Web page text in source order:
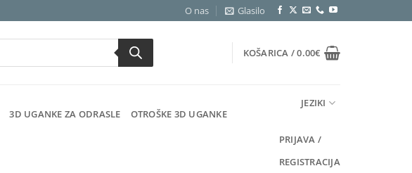
O nas Glasilo
KOŠARICA /0.00€
3D UGANKE ZA ODRASLE OTROŠKE 3D UGANKE
JEZIKI
PRIJAVA /
REGISTRACIJA